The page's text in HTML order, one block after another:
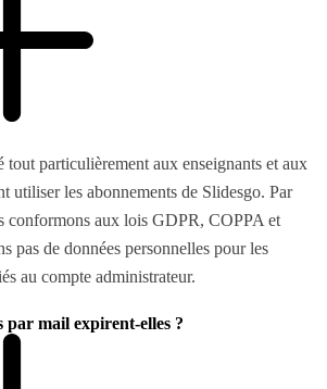
tout particulièrement aux enseignants et aux
utiliser les abonnements de Slidesgo. Par
conformons aux lois GDPR, COPPA et
pas de données personnelles pour les
au compte administrateur.
par mail expirent-elles ?